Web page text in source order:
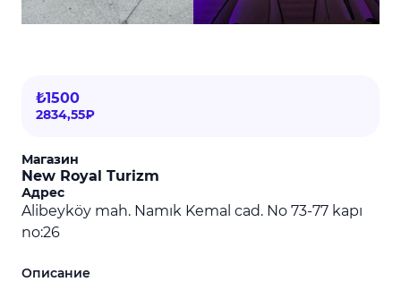
Магазин
New Royal Turizm
Адрес
Alibeyköy mah. Namık Kemal cad. No 73-77 kapı
no:26
₺1500
2834,55₽
Описание